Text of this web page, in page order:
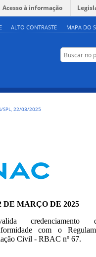
ALTO CONTRASTE MAPA DO
Acesso à informação
Buscar no
SPL, 22/03/2025
DE MARÇO DE 2025
com o
Civil - RBAC nº 67.